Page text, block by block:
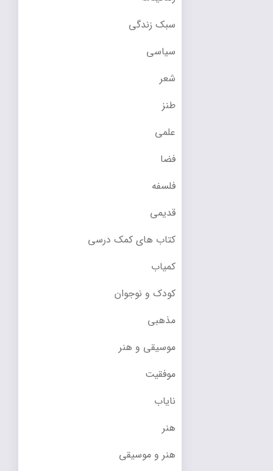
سبک زندگی
سیاسی
شعر
طنز
علمی
فضا
فلسفه
قدیمی
کتاب های کمک درسی
کمیاب
کودک و نوجوان
مذهبی
موسیقی و هنر
موفقیت
نایاب
هنر
هنر و موسیقی